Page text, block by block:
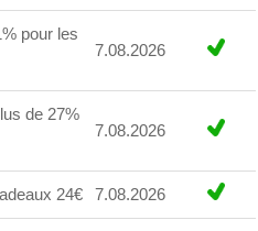
pour les
7.08.2026
de 27%
7.08.2026
24€ 7.08.2026